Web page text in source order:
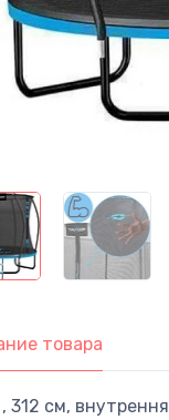
товара
312 см,